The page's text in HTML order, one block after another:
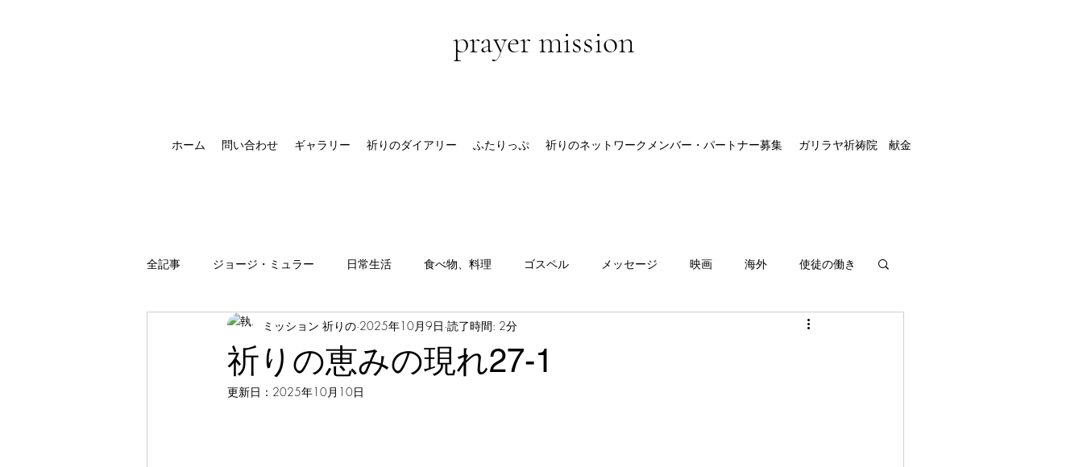
prayer mission
ホーム 問い合わせ ギャラリー 祈りのダイアリー ふたりっぷ 祈りのネットワークメンバー・パートナー募集 ガリラヤ祈祷院 献金
全記事 ジョージ・ミュラー 日常生活 食べ物、料理 ゴスペル メッセージ 映画 海外 使徒の働き
祈りの恵みの現れ
祈りの恵みの現れ27-1
ミッション 祈りの 2025年10月9日 読了時間: 2分
更新日： 2025年10月10日